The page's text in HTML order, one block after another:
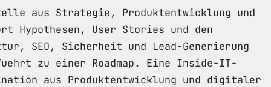
aus Strategie, Produktentwicklung und
Hypothesen, User Stories und den
SEO, Sicherheit und Lead-Generierung
zu einer Roadmap. Eine Inside-IT-
aus Produktentwicklung und digitaler